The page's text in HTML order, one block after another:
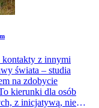
z innymi
świata – studia
na zdobycie
kierunki dla osób
z inicjatywą, nie